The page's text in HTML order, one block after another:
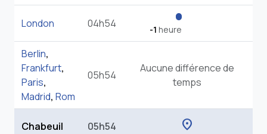
London 04h54 -1 heure
Berlin,
Frankfurt,
Paris,
Madrid, Rom
05h54
Aucune différence de
temps
Chabeuil 05h54 location_on